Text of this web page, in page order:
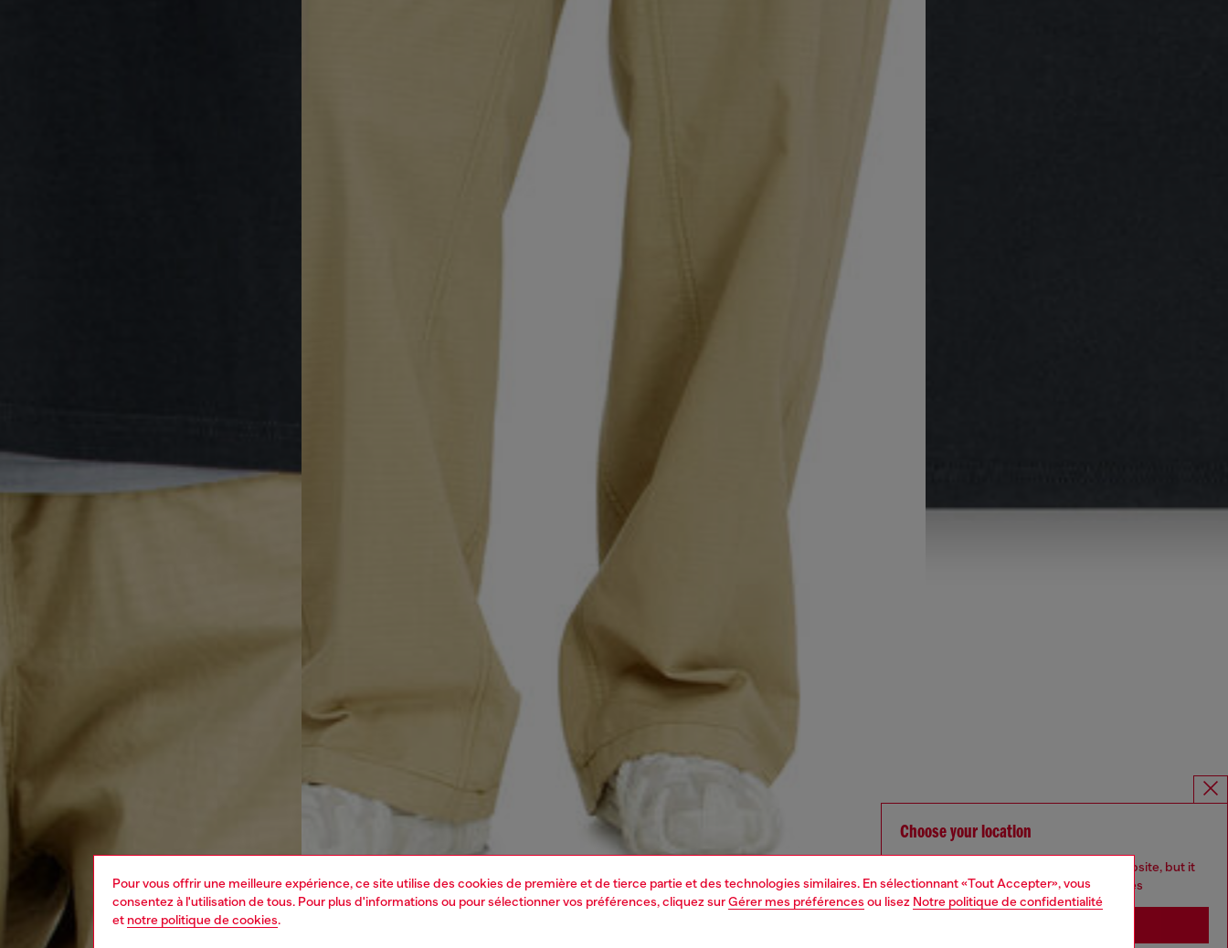
Pour vous offrir une meilleure expérience, ce site utilise des cookies de première et de tierce partie et des technologies similaires. En sélectionnant «Tout Accepter», vous
consentez à l'utilisation de tous. Pour plus d'informations ou pour sélectionner vos préférences, cliquez surGérer mes préférences ou lisez Notre politique de confidentialité
et notre politique de cookies.
Choose your location
You are currently browsing Belgique website, but it
seems you may be based in United States